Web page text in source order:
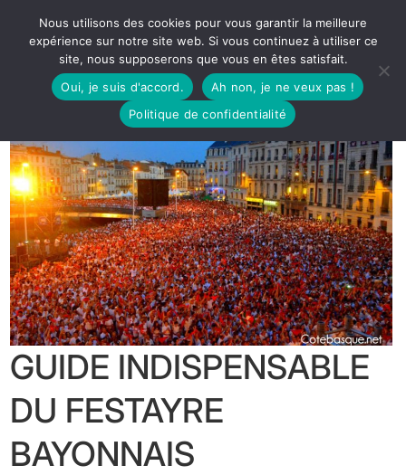
GUIDE INDISPENSABLE
DU FESTAYRE
BAYONNAIS
Nous utilisons des cookies pour vous garantir la meilleure
expérience sur notre site web. Si vous continuez à utiliser ce
site, nous supposerons que vous en êtes satisfait.
Oui, je suis d'accord.
Ah non, je ne veux pas !
Politique de confidentialité